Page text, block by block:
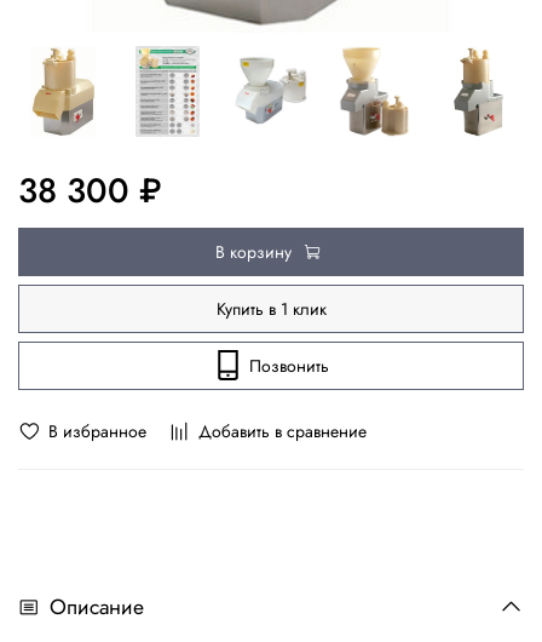
В избранное Добавить в сравнение
38 300 ₽
В корзину
Купить в 1 клик
Позвонить
Описание